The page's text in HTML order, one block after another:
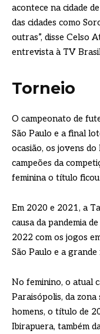
acontece na cidade
das cidades como
outras”, disse Celso
entrevista à TV
Torneio
O campeonato de
São Paulo e a final
ocasião, os jovens
campeões da
feminina o título
Em 2020 e 2021, a
causa da pandemia
2022 com os jogos
São Paulo e a
No feminino, o atual
Paraisópolis, da
homens, o título de
Ibirapuera, também